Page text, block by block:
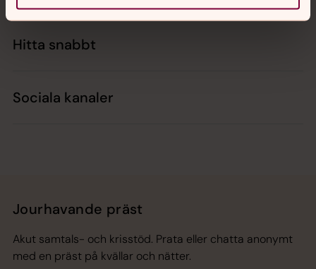
Hitta snabbt
Sociala kanaler
Jourhavande präst
Akut samtals- och krisstöd. Prata eller chatta anonymt
med en präst på kvällar och nätter.